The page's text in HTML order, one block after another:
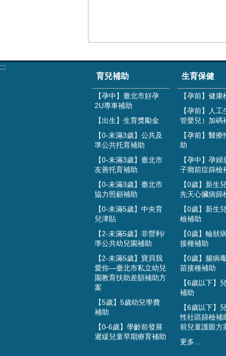
:::
育兒補助
【孕中】臺北市好孕
2U專車補助
【出生】生育獎勵金
【0-未滿3歲】公共及
準公共托育補助
【0-未滿3歲】臺北市
友善托育補助
【0-未滿3歲】臺北市
協力照顧補助
【0-未滿5歲】中央育
兒津貼
【2-未滿5歲】非營利/
準公共幼兒園補助
【2-未滿5歲】寶貝我
愛你—臺北市私立幼兒
園教育扶助差額補助方
案
【5歲】5歲幼兒學費
補助
【0-6歲】學齡前發展
遲緩兒童早期療育補助
生育保健
【孕前】健康
【孕前】人
管嬰兒）加碼
【孕前】醫
助
【孕中】孕婦
子癇前症篩檢
【0歲】新生
先天心臟病篩
【0歲】新生
檢補助
【0歲】輪狀
接種補助
【0歲】腸病
苗接種補助
【6歲以下】
補助
【6歲以下】
性社區篩檢補
前兒童護眼方
更多...